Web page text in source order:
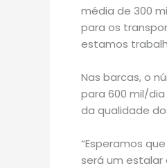
média de 300
para os
estamos
Nas barcas, o
para 600 mil/
da qualidade
“Esperamos
será um estalar